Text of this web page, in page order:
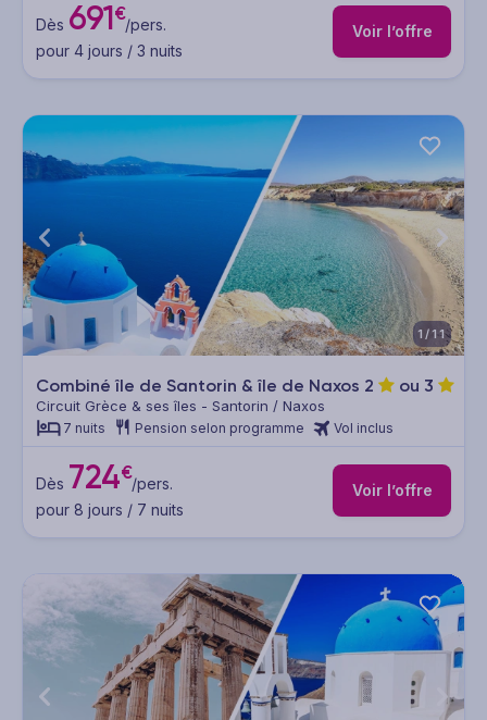
Dès 691€/pers.
pour 4 jours / 3 nuits
Voir l’offre
1/11
Combiné île de Santorin & île de Naxos 2 ou 3
Circuit Grèce & ses îles - Santorin / Naxos
7 nuits Pension selon programme Vol inclus
Dès 724€/pers.
pour 8 jours / 7 nuits
Voir l’offre